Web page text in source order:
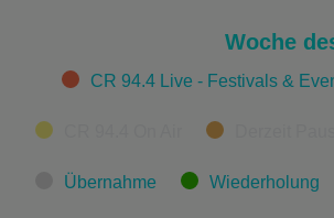
Woche
CategoriesCR 94.4 Live - Festivals &
Übernahme Wiederholung